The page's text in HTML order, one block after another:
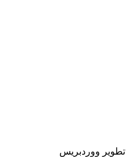
تطوير ووردبريس